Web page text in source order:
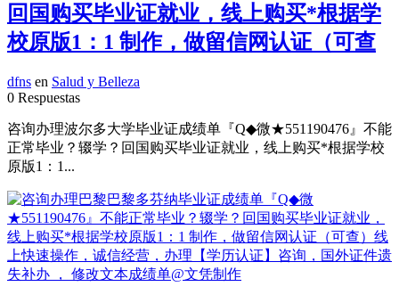
回国购买毕业证就业，线上购买*根据学
校原版1：1 制作，做留信网认证（可查
dfns en Salud y Belleza
0 Respuestas
咨询办理波尔多大学毕业证成绩单『Q◆微★551190476』不能
正常毕业？辍学？回国购买毕业证就业，线上购买*根据学校
原版1：1...